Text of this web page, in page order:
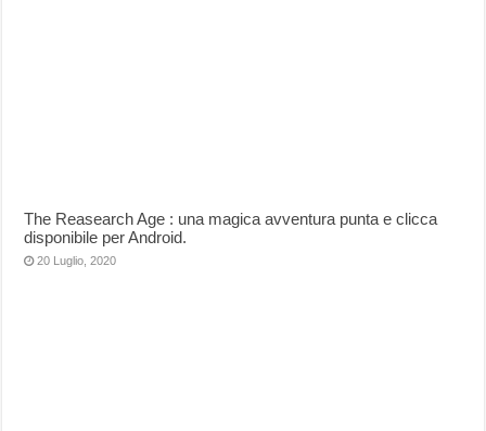
The Reasearch Age : una magica avventura punta e clicca
disponibile per Android.
20 Luglio, 2020